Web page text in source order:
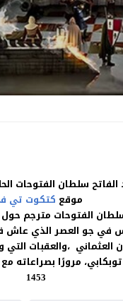
موقع كتكوت تي
الفتوحات مترجم حول
في جو العصر الذي
العثماني ،والعقبات
مرورًا بصراعاته
1453